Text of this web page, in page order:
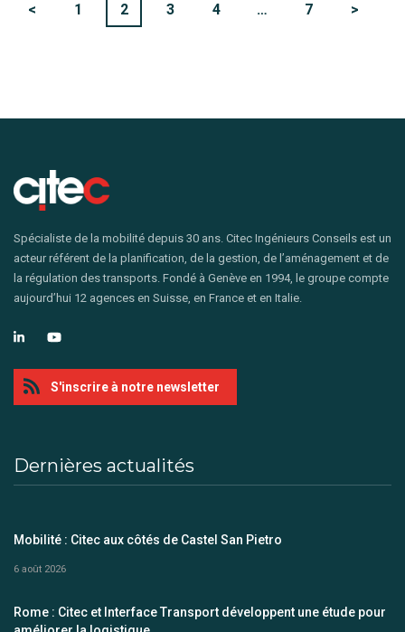
< 1 2 3 4 … 7 >
Spécialiste de la mobilité depuis 30 ans. Citec Ingénieurs Conseils est un
acteur référent de la planification, de la gestion, de l’aménagement et de
la régulation des transports. Fondé à Genève en 1994, le groupe compte
aujourd’hui 12 agences en Suisse, en France et en Italie.
S'inscrire à notre newsletter
Dernières actualités
Mobilité : Citec aux côtés de Castel San Pietro
6 août 2026
Rome : Citec et Interface Transport développent une étude pour